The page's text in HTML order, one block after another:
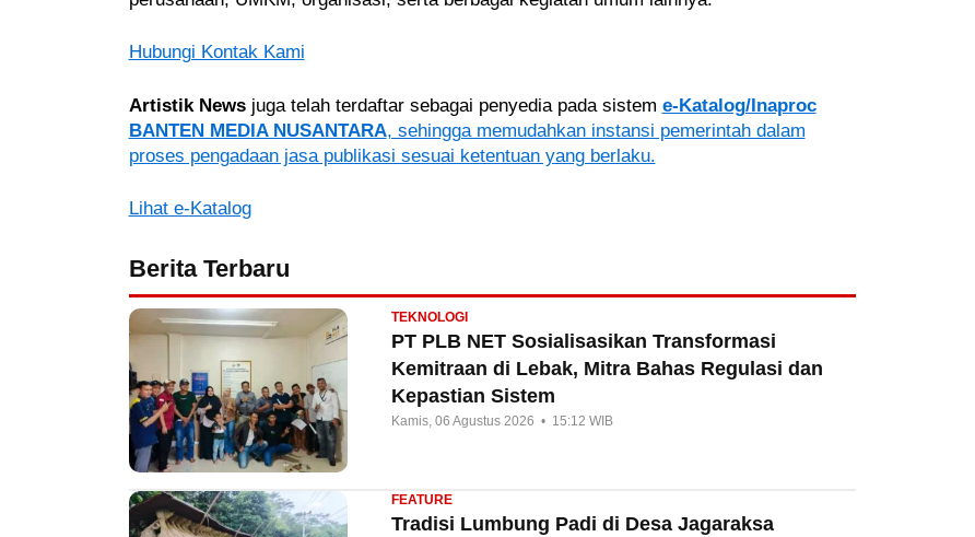
Hubungi Kontak Kami
Artistik Newsjuga telah terdaftar sebagai penyedia pada sistem e-Katalog/Inaproc
BANTEN MEDIA NUSANTARA, sehingga memudahkan instansi pemerintah dalam
proses pengadaan jasa publikasi sesuai ketentuan yang berlaku.
Lihat e-Katalog
Berita Terbaru
TEKNOLOGI
PT PLB NET Sosialisasikan Transformasi
Kemitraan di Lebak, Mitra Bahas Regulasi dan
Kepastian Sistem
Kamis, 06 Agustus 2026 • 15:12 WIB
FEATURE
Tradisi Lumbung Padi di Desa Jagaraksa